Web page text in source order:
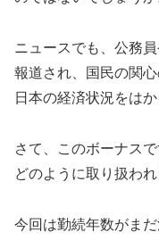
ニュースでも、公務
報道され、国民の関
日本の経済状況をは
さて、このボーナス
どのように取り扱われ
今回は勤続年数がま